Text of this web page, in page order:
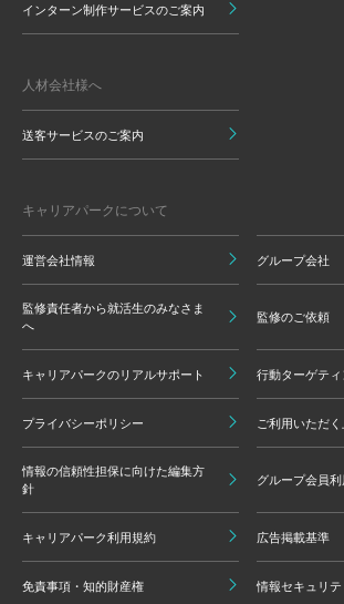
インターン制作サービスのご案内
人材会社様へ
送客サービスのご案内
キャリアパークについて
運営会社情報 グループ会社
監修責任者から就活生のみなさま
へ
監修のご依頼
キャリアパークのリアルサポート 行動ターゲテ
プライバシーポリシー ご利用いただ
情報の信頼性担保に向けた編集方
針
グループ会員
キャリアパーク利用規約 広告掲載基準
免責事項・知的財産権 情報セキュリ